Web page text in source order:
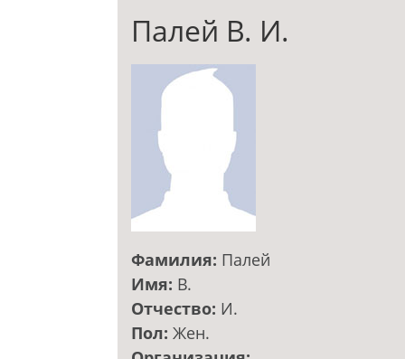
Палей В. И.
Фамилия: Палей
Имя: В.
Отчество: И.
Пол: Жен.